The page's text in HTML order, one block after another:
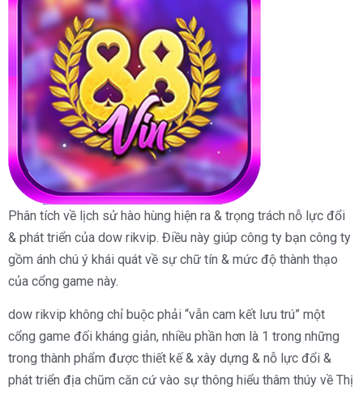
Phân tích về lịch sử hào hùng hiện ra & trọng trách nỗ lực đổi
& phát triển của dow rikvip. Điều này giúp công ty bạn công ty
gồm ánh chú ý khái quát về sự chữ tín & mức độ thành thạo
của cổng game này.
dow rikvip không chỉ buộc phải “vẫn cam kết lưu trú” một
cổng game đối kháng giản, nhiều phần hơn là 1 trong những
trong thành phẩm được thiết kế & xây dựng & nỗ lực đổi &
phát triển địa chũm căn cứ vào sự thông hiểu thâm thúy về Thị